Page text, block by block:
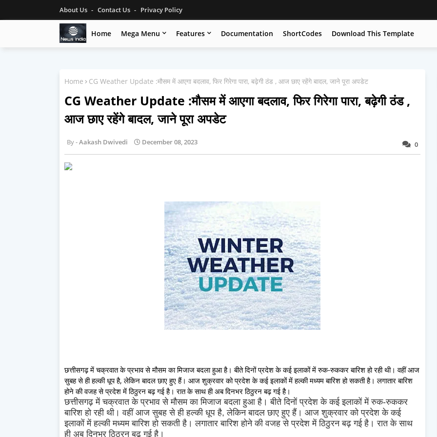
About Us Contact Us Privacy Policy
Home Mega Menu Features Documentation ShortCodes Download This Template
Home CG Weather Update :मौसम में आएगा बदलाव, फिर गिरेगा पारा, बढ़ेगी ठंड , आज छाए रहेंगे बादल, जाने पूरा अपडेट
CG Weather Update :मौसम में आएगा बदलाव, फिर गिरेगा पारा, बढ़ेगी ठंड ,
आज छाए रहेंगे बादल, जाने पूरा अपडेट
0
Aakash Dwivedi December 08, 2023
छत्तीसगढ़ में चक्रवात के प्रभाव से मौसम का मिजाज बदला हुआ है। बीते दिनों प्रदेश के कई इलाकों में रुक-रुककर बारिश हो रही थी। वहीं आज
सुबह से ही हल्की धूप है, लेकिन बादल छाए हुए हैं। आज शुक्रवार को प्रदेश के कई इलाकों में हल्की मध्यम बारिश हो सकती है। लगातार बारिश
होने की वजह से प्रदेश में ठिठुरन बढ़ गई है। रात के साथ ही अब दिनभर ठिठुरन बढ़ गई है।
छत्तीसगढ़ में चक्रवात के प्रभाव से मौसम का मिजाज बदला हुआ है। बीते दिनों प्रदेश के कई इलाकों में रुक-रुककर
बारिश हो रही थी। वहीं आज सुबह से ही हल्की धूप है, लेकिन बादल छाए हुए हैं। आज शुक्रवार को प्रदेश के कई
इलाकों में हल्की मध्यम बारिश हो सकती है। लगातार बारिश होने की वजह से प्रदेश में ठिठुरन बढ़ गई है। रात के साथ
ही अब दिनभर ठिठुरन बढ़ गई है।